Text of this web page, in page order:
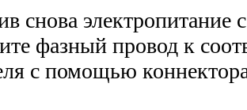
снова электропитание
фазный провод к
с помощью